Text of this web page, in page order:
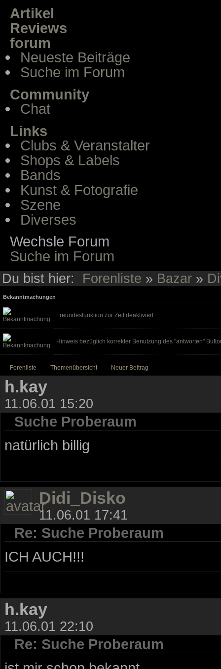
Artikel
Reviews
forum
Neueste Beiträge
Suche im Forum
Community
Chat
Links
Clubs & Veranstalter
Shops & Labels
Bands
Kunst & Fotografie
Szene
Diverses
Wechsle Forum
Suche im Forum
Du bist hier: Forenliste » Bazar »
Bekanntmachungen
Freundesfunktion zur Zeit deaktiviert
Hinweis bezüglich korrekter Benutzung des "antworten"
Forenliste Themenübersicht Neuer Beitrag
h.kay
11.06.01 15:20
Suche Proberaum
natürlich billig
Didi_Disko
11.06.01 17:41
Re: Suche Proberaum
ICH AUCH!!!
h.kay
11.06.01 22:10
Re: Suche Proberaum